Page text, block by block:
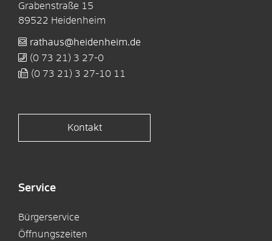
Grabenstraße 15
89522 Heidenheim
rathaus@heidenheim.de
(0 73 21) 3 27-0
(0 73 21) 3 27-10 11
Kontakt
Service
Bürgerservice
Öffnungszeiten